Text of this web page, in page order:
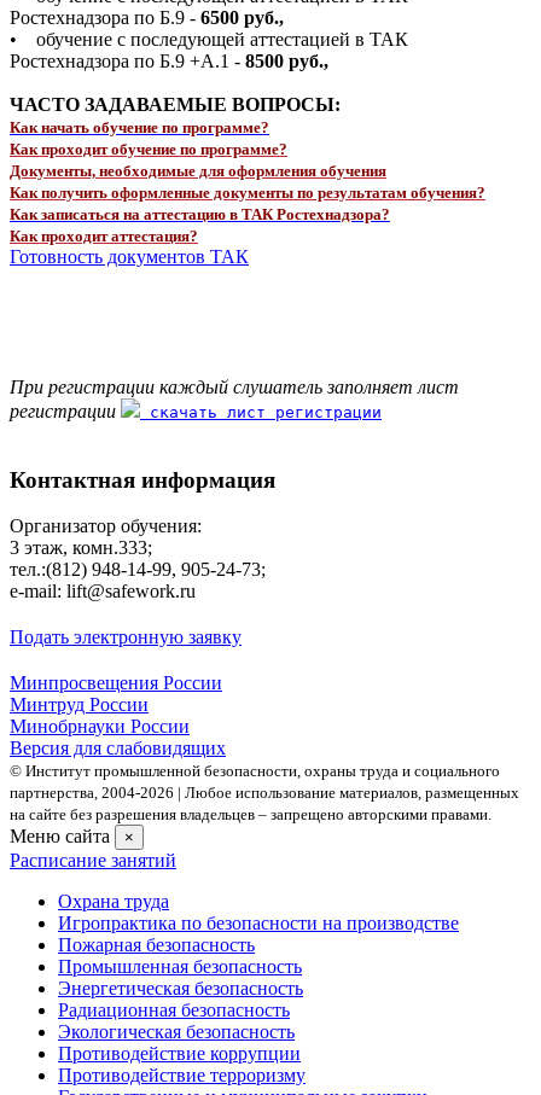
Ростехнадзора по Б.9 - 6500 руб.,
• обучение с последующей аттестацией в ТАК
Ростехнадзора по Б.9 +А.1 - 8500 руб.,
ЧАСТО ЗАДАВАЕМЫЕ ВОПРОСЫ:
Как начать обучение по программе?
Как проходит обучение по программе?
Документы, необходимые для оформления обучения
Как получить оформленные документы по результатам обучения?
Как записаться на аттестацию в ТАК Ростехнадзора?
Как проходит аттестация?
Готовность документов ТАК
При регистрации каждый слушатель заполняет лист
регистрации
скачать лист регистрации
Контактная информация
Организатор обучения:
3 этаж, комн.333;
тел.:(812) 948-14-99, 905-24-73;
e-mail: lift@safework.ru
Подать электронную заявку
Минпросвещения России
Минтруд России
Минобрнауки России
Версия для слабовидящих
© Институт промышленной безопасности, охраны труда и социального
партнерства, 2004- 2026 | Любое использование материалов, размещенных
на сайте без разрешения владельцев – запрещено авторскими правами.
Меню сайта ×
Расписание занятий
Охрана труда
Игропрактика по безопасности на производстве
Пожарная безопасность
Промышленная безопасность
Энергетическая безопасность
Радиационная безопасность
Экологическая безопасность
Противодействие коррупции
Противодействие терроризму